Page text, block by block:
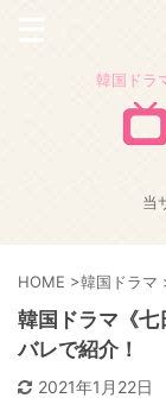
韓国ドラ
当
HOME >韓国ドラマ
韓国ドラマ《七
バレで紹介！
2021年1月22日